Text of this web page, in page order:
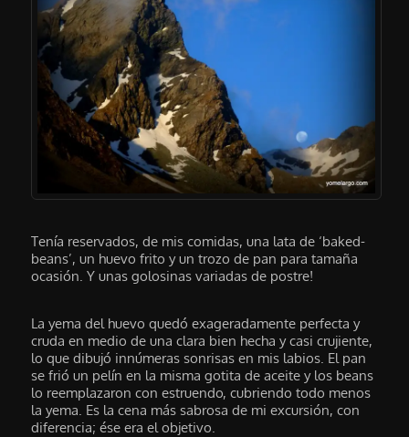
Tenía reservados, de mis comidas, una lata de ‘baked-
beans’, un huevo frito y un trozo de pan para tamaña
ocasión. Y unas golosinas variadas de postre!
La yema del huevo quedó exageradamente perfecta y
cruda en medio de una clara bien hecha y casi crujiente,
lo que dibujó innúmeras sonrisas en mis labios. El pan
se frió un pelín en la misma gotita de aceite y los beans
lo reemplazaron con estruendo, cubriendo todo menos
la yema. Es la cena más sabrosa de mi excursión, con
diferencia; ése era el objetivo.